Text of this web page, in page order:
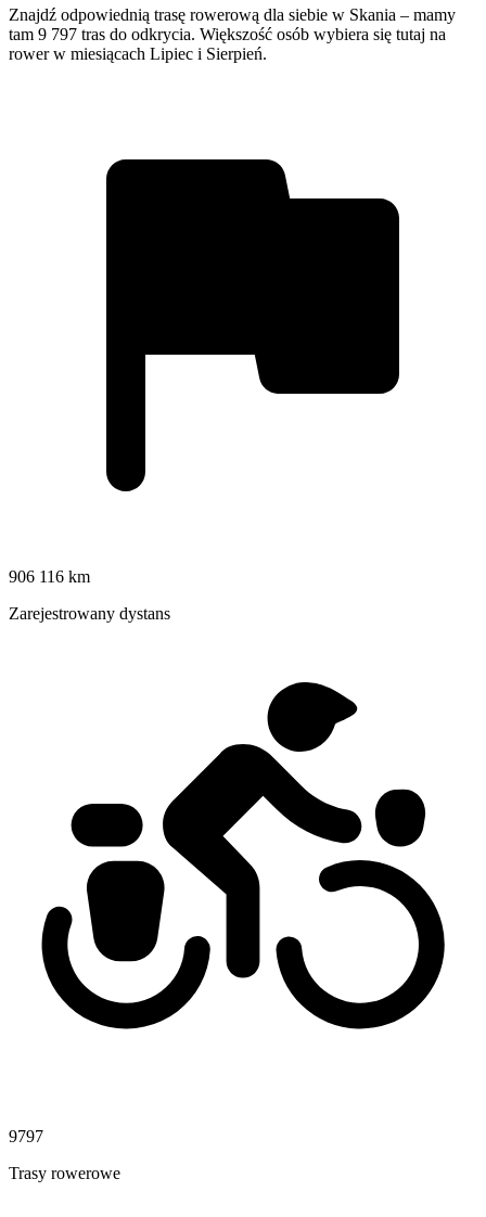
Znajdź odpowiednią trasę rowerową dla siebie w Skania – mamy
tam 9 797 tras do odkrycia. Większość osób wybiera się tutaj na
rower w miesiącach Lipiec i Sierpień.
906 116 km
Zarejestrowany dystans
9797
Trasy rowerowe